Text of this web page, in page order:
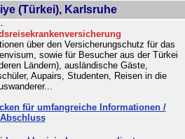
(Türkei), Karlsruhe
über den Versicherungschutz für das
sowie für Besucher aus der Türkei
Ländern), ausländische Gäste,
Aupairs, Studenten, Reisen in die
für umfangreiche Informationen /